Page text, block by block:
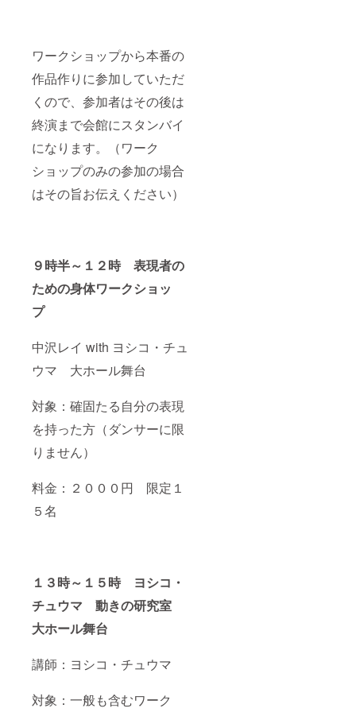
ワークショップから本番の
作品作りに参加していただ
くので、参加者はその後は
終演まで会館にスタンバイ
になります。（ワーク
ショップのみの参加の場合
はその旨お伝えください）
９時半～１２時 表現者の
ための身体ワークショッ
プ
中沢レイ with ヨシコ・チュ
ウマ 大ホール舞台
対象：確固たる自分の表現
を持った方（ダンサーに限
りません）
料金：２０００円 限定１
５名
１３時～１５時 ヨシコ・
チュウマ 動きの研究室
大ホール舞台
講師：ヨシコ・チュウマ
対象：一般も含むワーク